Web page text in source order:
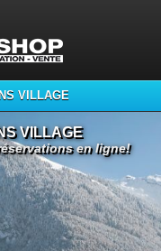
VILLAGE
VILLAGE
en ligne!